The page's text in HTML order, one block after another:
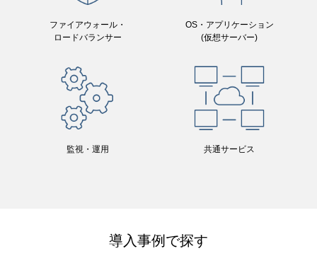
ファイアウォール・
ロードバランサー
OS・アプリケーション
(仮想サーバー)
監視・運用 共通サービス
導入事例で探す